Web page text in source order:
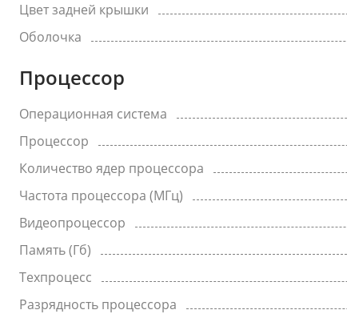
Цвет задней крышки
Оболочка
Процессор
Операционная система
Процессор
Количество ядер процессора
Частота процессора (МГц)
Видеопроцессор
Память (Гб)
Техпроцесс
Разрядность процессора